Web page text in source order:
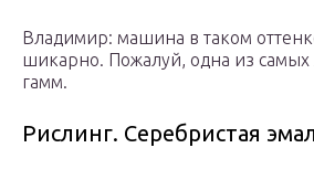
Владимир: машина в таком
шикарно. Пожалуй, одна из
гамм.
Рислинг. Серебристая